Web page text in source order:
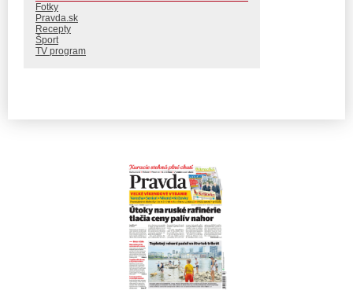
Fotky
Pravda.sk
Recepty
Šport
TV program